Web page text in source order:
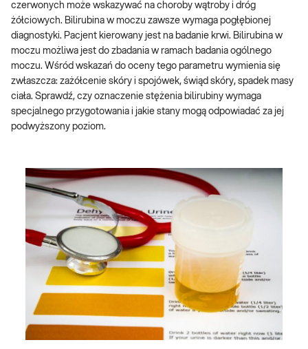
czerwonych może wskazywać na choroby wątroby i dróg
żółciowych. Bilirubina w moczu zawsze wymaga pogłębionej
diagnostyki. Pacjent kierowany jest na badanie krwi. Bilirubina w
moczu możliwa jest do zbadania w ramach badania ogólnego
moczu. Wśród wskazań do oceny tego parametru wymienia się
zwłaszcza: zażółcenie skóry i spojówek, świąd skóry, spadek masy
ciała. Sprawdź, czy oznaczenie stężenia bilirubiny wymaga
specjalnego przygotowania i jakie stany mogą odpowiadać za jej
podwyższony poziom.